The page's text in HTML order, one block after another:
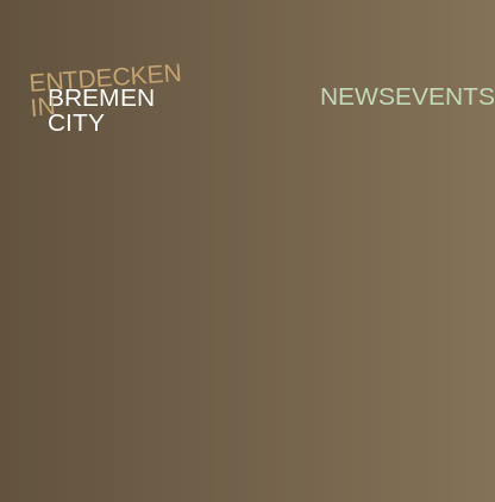
ENTDECKEN
INBREMEN
CITY
NEWSEVENTS